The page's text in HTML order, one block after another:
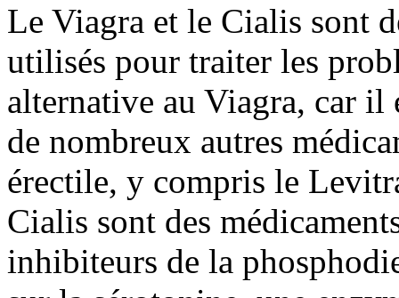
Le Viagra et le Cialis sont
utilisés pour traiter les
alternative au Viagra, car il
de nombreux autres
érectile, y compris le
Cialis sont des
inhibiteurs de la